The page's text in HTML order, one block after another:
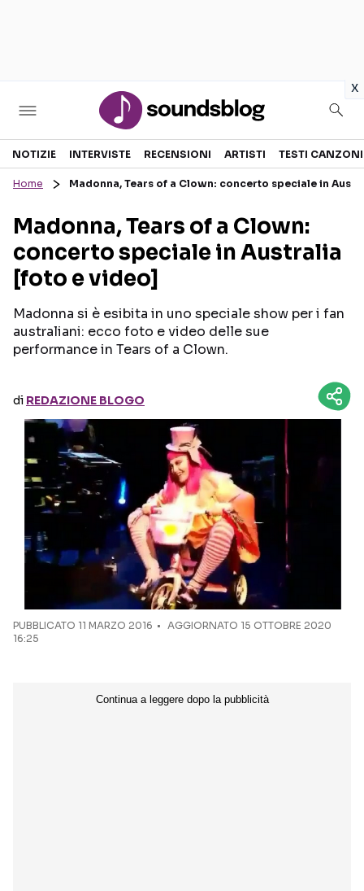
x
Sezioni
RECENSIONI MUSICALI
INTERVISTE
GOSSIP E CURIOSITÀ
TESTI CANZONI
TOUR ED EVENTI
Seguici sui social
NOTIZIE INTERVISTE RECENSIONI ARTISTI TESTI CANZONI
Home Madonna, Tears of a Clown: concerto speciale in
Madonna, Tears of a Clown:
concerto speciale in Australia
[foto e video]
Madonna si è esibita in uno speciale show per i fan
australiani: ecco foto e video delle sue
performance in Tears of a Clown.
di REDAZIONE BLOGO
PUBBLICATO 11 MARZO 2016
AGGIORNATO 15 OTTOBRE 2020
16:25